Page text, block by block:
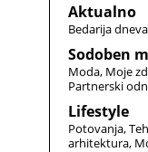
Aktualno
Bedarija dneva
Sodoben
Moda Moje
Partnerski
Lifestyle
Potovanja
arhitektura